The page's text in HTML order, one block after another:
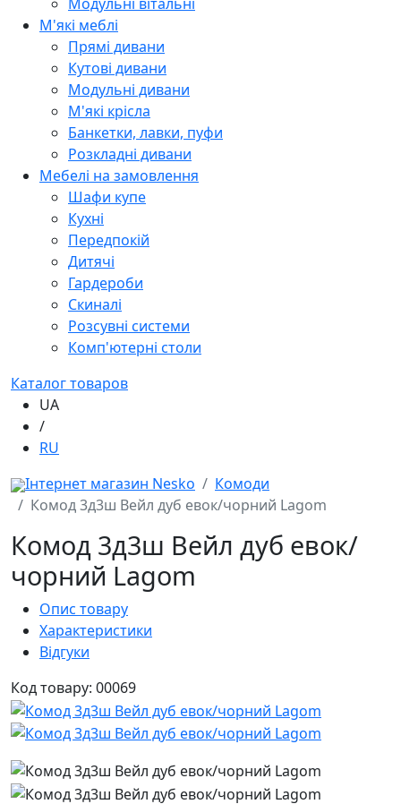
М'які меблі
Прямі дивани
Кутові дивани
Модульні дивани
М'які крісла
Банкетки, лавки, пуфи
Розкладні дивани
Мебелі на замовлення
Шафи купе
Кухні
Передпокій
Дитячі
Гардероби
Скиналі
Розсувні системи
Комп'ютерні столи
Каталог товаров
UA
/
RU
Інтернет магазин Nesko
Комоди
Комод 3д3ш Вейл дуб евок/чорний Lagom
Комод 3д3ш Вейл дуб евок/
чорний Lagom
Опис товару
Характеристики
Відгуки
Код товару: 00069